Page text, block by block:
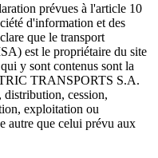
prévues à l'article 10
d'information et des
que le transport
est le propriétaire du site
y sont contenus sont la
TRANSPORTS S.A.
cession,
exploitation ou
autre que celui prévu aux